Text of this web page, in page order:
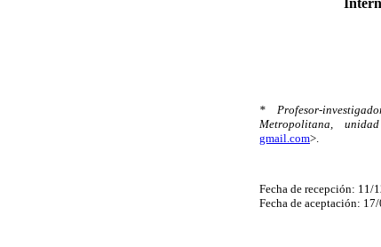
* Profesor-
Metropolitana,
gmail.com>.
Fecha de recepción: 11/
Fecha de aceptación: 17/